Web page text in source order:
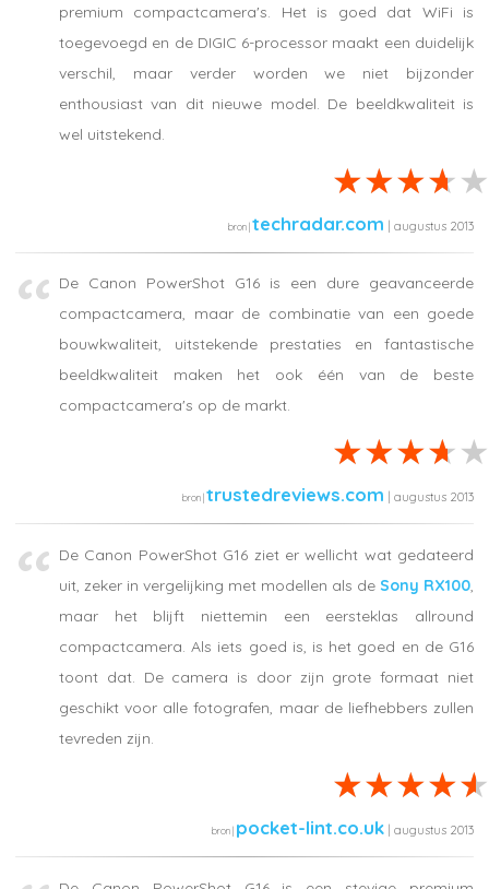
premium compactcamera's. Het is goed dat WiFi is
toegevoegd en de DIGIC 6-processor maakt een duidelijk
verschil, maar verder worden we niet bijzonder
enthousiast van dit nieuwe model. De beeldkwaliteit is
wel uitstekend.
techradar.com | augustus 2013
De Canon PowerShot G16 is een dure geavanceerde
compactcamera, maar de combinatie van een goede
bouwkwaliteit, uitstekende prestaties en fantastische
beeldkwaliteit maken het ook één van de beste
compactcamera's op de markt.
trustedreviews.com | augustus 2013
De Canon PowerShot G16 ziet er wellicht wat gedateerd
uit, zeker in vergelijking met modellen als de Sony RX100,
maar het blijft niettemin een eersteklas allround
compactcamera. Als iets goed is, is het goed en de G16
toont dat. De camera is door zijn grote formaat niet
geschikt voor alle fotografen, maar de liefhebbers zullen
tevreden zijn.
pocket-lint.co.uk | augustus 2013